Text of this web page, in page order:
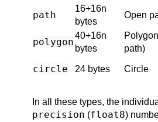
path
16+16n
bytes
Open
polygon
40+16n
bytes
path)
circle 24 bytes Circle
In all these types, the
precision (float8)